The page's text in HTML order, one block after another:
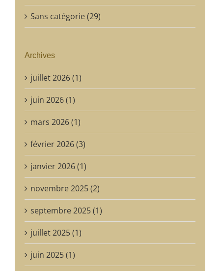
Sans catégorie (29)
Archives
juillet 2026 (1)
juin 2026 (1)
mars 2026 (1)
février 2026 (3)
janvier 2026 (1)
novembre 2025 (2)
septembre 2025 (1)
juillet 2025 (1)
juin 2025 (1)